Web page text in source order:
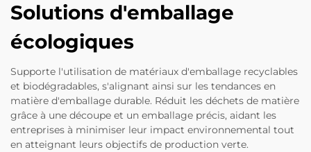
Solutions d'emballage
écologiques
Supporte l'utilisation de matériaux d'emballage recyclables
et biodégradables, s'alignant ainsi sur les tendances en
matière d'emballage durable. Réduit les déchets de matière
grâce à une découpe et un emballage précis, aidant les
entreprises à minimiser leur impact environnemental tout
en atteignant leurs objectifs de production verte.